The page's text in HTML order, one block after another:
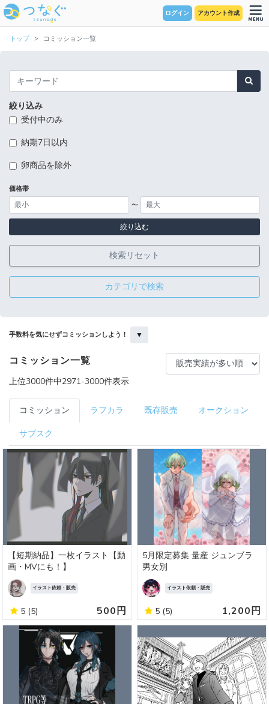
ログイン アカウント作成
トップ コミッション一覧
絞り込み
受付中のみ
納期7日以内
卵商品を除外
価格帯
〜
絞り込む
検索リセット
カテゴリで検索
手数料を気にせずコミッションしよう！ ▼
コミッション一覧
上位3000件中2971-3000件表示
コミッション ラフカラ 既存販売 オークション
サブスク
【短期納品】一枚イラスト【動
画・MVにも！】
イラスト依頼・販売
5 (5) 500円
5月限定募集 量産 ジュンブラ
男女別
イラスト依頼・販売
5 (5) 1,200円